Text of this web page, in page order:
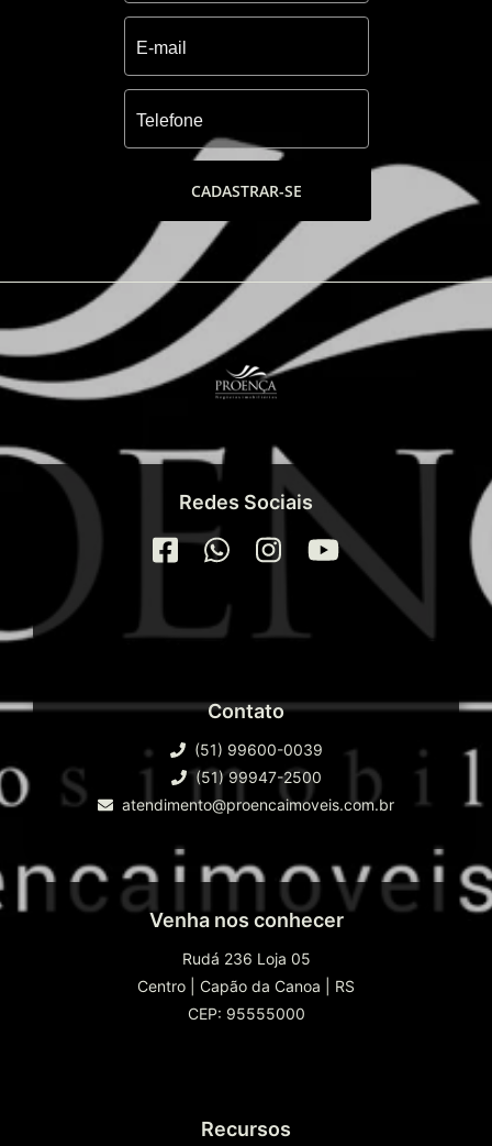
CADASTRAR-SE
Redes Sociais
Contato
(51) 99600-0039
(51) 99947-2500
atendimento@proencaimoveis.com.br
Venha nos conhecer
Rudá 236 Loja 05
Centro
Capão da Canoa
RS
CEP: 95555000
Recursos